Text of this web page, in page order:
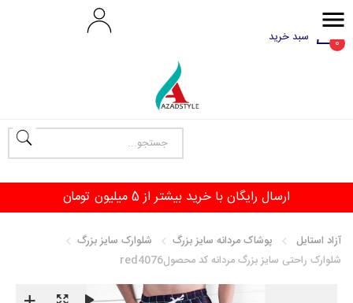
0 سبد خرید
آزاد استایل پوشاک مردانه سایز بزرگ
شلوارک سایز بزرگ
شلوارک راحتی سایز بزرگ مردانه کد محصولred4076